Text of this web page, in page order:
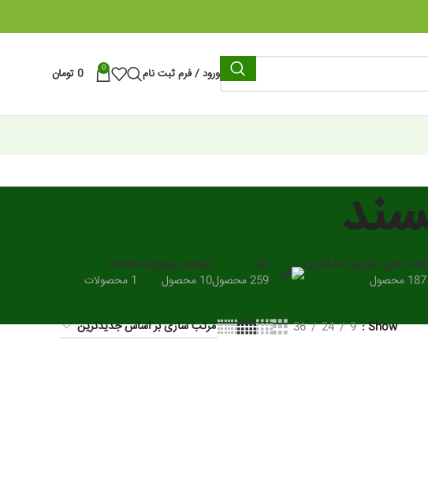
ورود / فرم ثبت نام 0
0 تومان
کتاب های آموزشی کشاورزی
187 محصول
کود
259 محصول
کودهای بیولوژیک
10 محصول
مقالات
1 محصولات
Show
9
24
36